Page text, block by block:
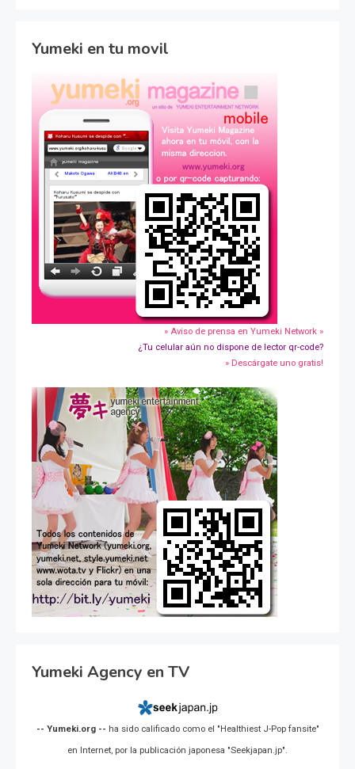
Yumeki en tu movil
» Aviso de prensa en Yumeki Network »
¿Tu celular aún no dispone de lector qr-code?
» Descárgate uno gratis!
Yumeki Agency en TV
-- Yumeki.org -- ha sido calificado como el "Healthiest J-Pop fansite"
en Internet, por la publicación japonesa "Seekjapan.jp".